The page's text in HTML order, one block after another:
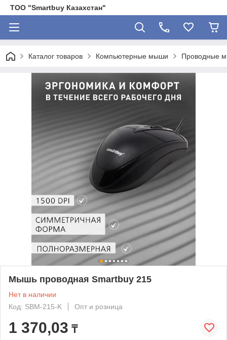
ТОО "Smartbuy Казахстан"
Каталог товаров Компьютерные мыши Проводные
Мышь проводная Smartbuy 215
Нет в наличии
Код: SBM-215-K
Опт и розница
1 370,03 ₸